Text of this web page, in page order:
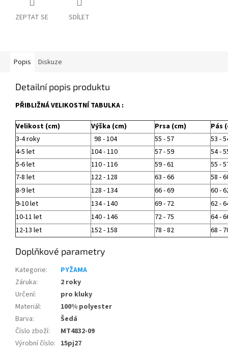
ZEPTAT SE SDÍLET
Popis Diskuze
Detailní popis produktu
PŘIBLIŽNÁ VELIKOSTNÍ TABULKA :
Velikost (cm) Výška (cm) Prsa (cm)
Pás
3-4 roky
98 - 104 55 - 57
53 -
4-5 let
104 - 110 57 - 59
54 -
5-6 let
110 - 116 59 - 61
55 -
7-8 let
122 - 128 63 - 66
58 -
8-9 let
128 - 134 66 - 69
60 -
9-10 let
134 - 140 69 - 72
62 -
10-11 let
140 - 146 72 - 75
64 -
12-13 let
152 - 158 78 - 82 68 -
Doplňkové parametry
Kategorie:
PYŽAMA
Záruka:
2 roky
Určení:
pro kluky
Materiál:
100% polyester
Barva:
Šedá
Číslo zboží:
MT4832-09
Výrobní číslo: 15pj27